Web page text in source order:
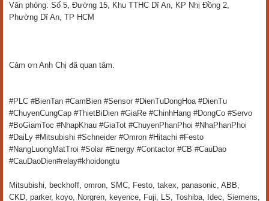
Văn phòng: Số 5, Đường 15, Khu TTHC Dĩ An, KP Nhị Đồng 2,
Phường Dĩ An, TP HCM
Cảm ơn Anh Chị đã quan tâm.
#PLC #BienTan #CamBien #Sensor #DienTuDongHoa #DienTu
#ChuyenCungCap #ThietBiDien #GiaRe #ChinhHang #DongCo #Servo
#BoGiamToc #NhapKhau #GiaTot #ChuyenPhanPhoi #NhaPhanPhoi
#DaiLy #Mitsubishi #Schneider #Omron #Hitachi #Festo
#NangLuongMatTroi #Solar #Energy #Contactor #CB #CauDao
#CauDaoDien#relay#khoidongtu
Mitsubishi, beckhoff, omron, SMC, Festo, takex, panasonic, ABB,
CKD, parker, koyo, Norgren, keyence, Fuji, LS, Toshiba, Idec, Siemens,